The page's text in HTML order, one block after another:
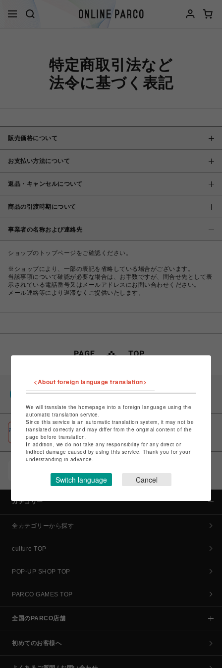
特定商取引法など
法令に基づく表記
販売価格について
お支払い方法について
返品・キャンセルについて
商品の引渡時期について
事業者の名称および連絡先
ショップのトップページをご確認ください。
※ショップにより、一部の表記を省略している場合がございます。
当該事項について確認が必要な場合は、お手数ですが、問合せ先として表
示されている電話番号又はメールアドレスにお問い合わせください。
メール連絡等により遅滞なくご提供いたします。
PARCOポイント
ポケパル払い
初回登録＆お買物で最大1,500円分のPARCOポイント進呈
コイン＆クーポンでPARCOでのお買い物がオトクに
カテゴリー
全カテゴリーから探す
culture TOP
POP-UP SHOP TOP
PARCO GAMES TOP
全国のPARCO店舗
初めてのお客様へ
<About foreign language translation>
We will translate the homepage into a foreign language using the
automatic translation service.
Since this service is an automatic translation system, it may not be
translated correctly and may differ from the original content of the
page before translation.
In addition, we do not take any responsibility for any direct or
indirect damage caused by using this service. Thank you for your
understanding in advance.
Switch language Cancel